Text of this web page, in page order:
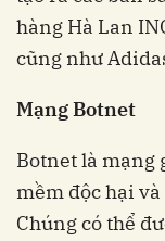
hàng Hà Lan
cũng như
Mạng Botnet
Botnet là mạng
mềm độc hại
Chúng có thể